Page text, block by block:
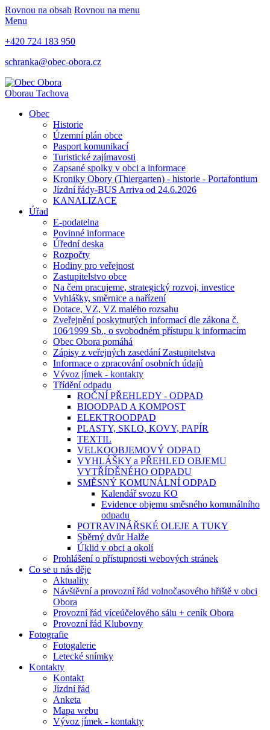
Rovnou na obsah Rovnou na menu
Menu
+420 724 183 950
schranka@obec-obora.cz
Oborau Tachova
Obec
Historie
Územní plán obce
Pasport komunikací
Turistické zajímavosti
Zapsané spolky v obci a informace
Kroniky Obory (Thiergarten) - historie - Portafontium
Jízdní řády-BUS Arriva od 24.6.2026
KANALIZACE
Úřad
E-podatelna
Povinné informace
Úřední deska
Rozpočty
Hodiny pro veřejnost
Zastupitelstvo obce
Na čem pracujeme, strategický rozvoj, investice
Vyhlášky, směrnice a nařízení
Dotace, VZ, VZ malého rozsahu
Zveřejnění poskytnutých informací dle zákona č.
106⁄1999 Sb., o svobodném přístupu k informacím
Obec Obora pomáhá
Zápisy z veřejných zasedání Zastupitelstva
Informace o zpracování osobních údajů
Vývoz jímek - kontakty
Třídění odpadu
ROČNÍ PŘEHLEDY - ODPAD
BIOODPAD A KOMPOST
ELEKTROODPAD
PLASTY, SKLO, KOVY, PAPÍR
TEXTIL
VELKOOBJEMOVÝ ODPAD
VYHLÁŠKY a PŘEHLED OBJEMU
VYTŘÍDĚNÉHO ODPADU
SMĚSNÝ KOMUNÁLNÍ ODPAD
Kalendář svozu KO
Evidence objemu směsného komunálního
odpadu
POTRAVINÁŘSKÉ OLEJE A TUKY
Sběrný dvůr Halže
Úklid v obci a okolí
Prohlášení o přístupnosti webových stránek
Co se u nás děje
Aktuality
Návštěvní a provozní řád volnočasového hřiště v obci
Obora
Provozní řád víceúčelového sálu + ceník Obora
Provozní řád Klubovny
Fotografie
Fotogalerie
Letecké snímky
Kontakty
Kontakt
Jízdní řád
Anketa
Mapa webu
Vývoz jímek - kontakty